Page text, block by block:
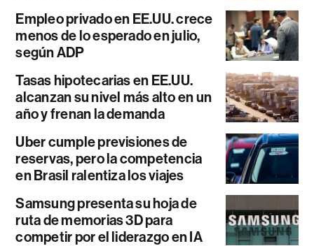
Empleo privado en EE.UU. crece
menos de lo esperado en julio,
según ADP
Tasas hipotecarias en EE.UU.
alcanzan su nivel más alto en un
año y frenan la demanda
Uber cumple previsiones de
reservas, pero la competencia
en Brasil ralentiza los viajes
Samsung presenta su hoja de
ruta de memorias 3D para
competir por el liderazgo en IA